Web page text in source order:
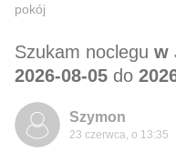
pokój
Szukam noclegu w
2026-08-05 do
Szymon
23 czerwca, o 13:35